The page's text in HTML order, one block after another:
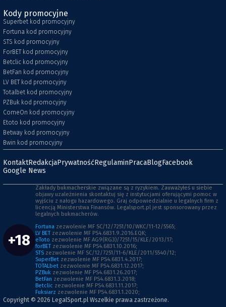
Kody promocyjne
Superbet kod promocyjny
Fortuna kod promocyjny
STS kod promocyjny
ForBET kod promocyjny
Betclic kod promocyjny
BetFan kod promocyjny
LV BET kod promocyjny
Totalbet kod promocyjny
PZBuk kod promocyjny
ComeOn kod promocyjny
Etoto kod promocyjny
Betway kod promocyjny
Bwin kod promocyjny
KontaktRedakcjaPrywatnośćRegulaminPracaBlogFacebook
Google News
+18
Zakłady bukmacherskie związane są z ryzykiem. Zauważyłeś u siebie
objawy uzależnienia skontaktuj się z instytucjami oferującymi pomoc w
wyjściu z nałogu hazardowego. Graj odpowiedzialnie u legalnych firm z
licencją Ministerstwa Finansów. Legalsport.pl jest sponsorowany przez
legalnych bukmacherów.
Fortuna zezwolenie MF SC/12/7251/10/WKC/11-12/5565;
LV BET zezwolenie MF PS4.6831.9.2016.EQK;
eToto zezwolenie MF AG9(RG3)/7251/15/KLE/2013/17;
forBET zezwolenie MF PS4.6831.10.2016;
STS zezwolenie MF SC/12/7251/11-6/KLE/2011/5540/12;
SuperBet zezwolenie MF PS4.6831.4.2017;
TOTALbet zezwolenie MF PS4.6831.12.2017;
PZBuk zezwolenie MF PS4.6831.26.2017;
BetFan zezwolenie MF PS4.6831.3.2018;
Betclic zezwolenie MF PS4.6831.11.2017;
Fuksiarz zezwolenie MF PS4.6831.1.2020;
Copyright © 2026 LegalSport.pl Wszelkie prawa zastrzeżone.